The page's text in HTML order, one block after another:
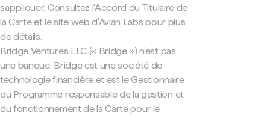
s'appliquer. Consultez l'Accord du Titulaire de
la Carte et le site web d'Avian Labs pour plus
de détails.
Bridge Ventures LLC (« Bridge ») n'est pas
une banque. Bridge est une société de
technologie financière et est le Gestionnaire
du Programme responsable de la gestion et
du fonctionnement de la Carte pour le